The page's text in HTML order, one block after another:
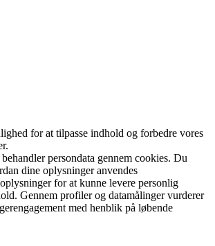
for at tilpasse indhold og forbedre vores
persondata gennem cookies. Du
dine oplysninger anvendes
for at kunne levere personlig
Gennem profiler og datamålinger vurderer
med henblik på løbende